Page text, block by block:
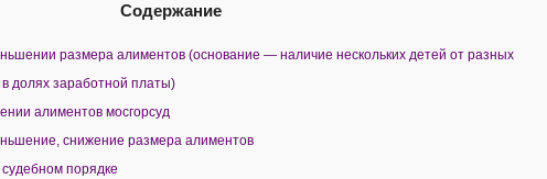
Содержание
размера алиментов (основание — наличие нескольких детей от разных
долях заработной платы)
алиментов мосгорсуд
снижение размера алиментов
порядке